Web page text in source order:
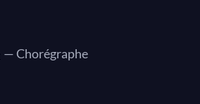
— Chorégraphe